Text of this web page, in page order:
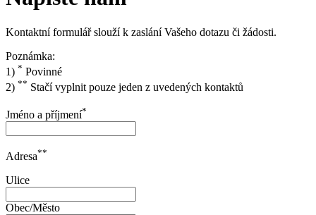
Kontaktní formulář slouží k zaslání Vašeho dotazu či žádosti.
Poznámka:
1) * Povinné
2) ** Stačí vyplnit pouze jeden z uvedených kontaktů
Jméno a příjmení*
Adresa**
Ulice
Obec/Město